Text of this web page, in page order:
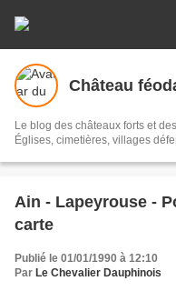
Château
Le blog des châteaux forts et
Églises, cimetières, villages
Ain - Lapeyrouse -
carte
Publié le 01/01/1990 à 12:10
Par Le Chevalier Dauphinois